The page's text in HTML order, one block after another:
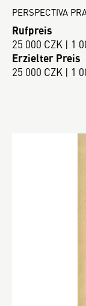
PERSPECTIVA
Rufpreis
25 000 CZK | 1
Erzielter Preis
25 000 CZK | 1